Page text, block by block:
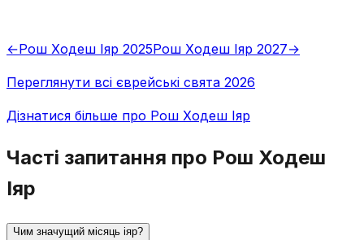
←Рош Ходеш Іяр 2025Рош Ходеш Іяр 2027→
Переглянути всі єврейські свята 2026
Дізнатися більше про Рош Ходеш Іяр
Часті запитання про Рош Ходеш
Іяр
Чим значущий місяць іяр?